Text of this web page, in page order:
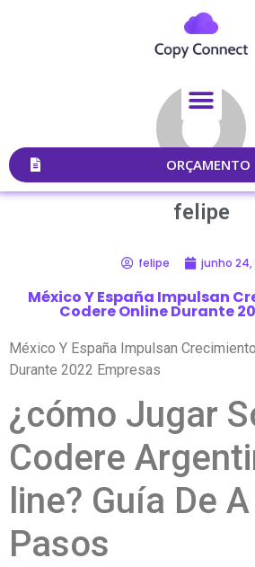
ORÇAMENTO
felipe
felipe junho 24,
México Y España Impulsan
Codere Online Durante
México Y España Impulsan
Durante 2022 Empresas
¿cómo Jugar
Codere
line? Guía De
Pasos